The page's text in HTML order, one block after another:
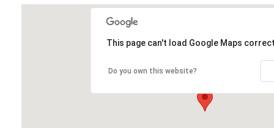
This page can't load Google Maps
Do you own this website?